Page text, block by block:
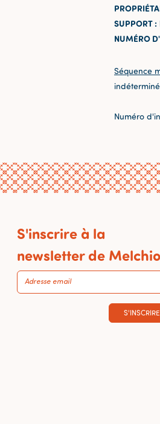
SUPPORT :
NUMÉRO
Séquence
Numéro
S'inscrire à la
newsletter de
S'INSCRIRE